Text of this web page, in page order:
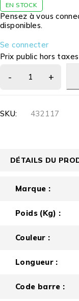
EN STOCK
Pensez à vous
disponibles.
Se connecter
Prix public hors
SKU: 432117
DÉTAILS DU
Marque :
Poids (Kg) :
Couleur :
Longueur :
Code barre :